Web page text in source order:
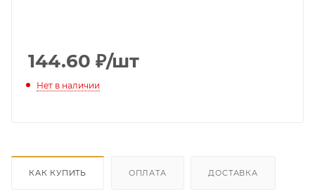
144.60 ₽/шт
Нет в наличии
КАК КУПИТЬ ОПЛАТА ДОСТАВКА